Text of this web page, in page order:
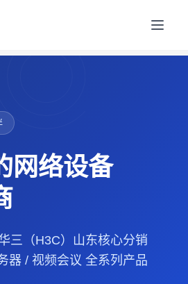
网络设备
三（H3C）山东核心分销
器 / 视频会议 全系列产品